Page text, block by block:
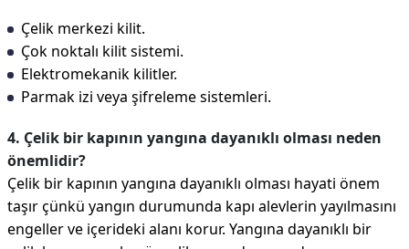
Çelik merkezi kilit.
Çok noktalı kilit sistemi.
Elektromekanik kilitler.
Parmak izi veya şifreleme sistemleri.
4. Çelik bir kapının yangına dayanıklı olması neden
önemlidir?
Çelik bir kapının yangına dayanıklı olması hayati önem
taşır çünkü yangın durumunda kapı alevlerin yayılmasını
engeller ve içerideki alanı korur. Yangına dayanıklı bir